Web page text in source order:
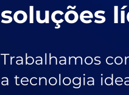
soluções
Trabalhamos
a tecnologia